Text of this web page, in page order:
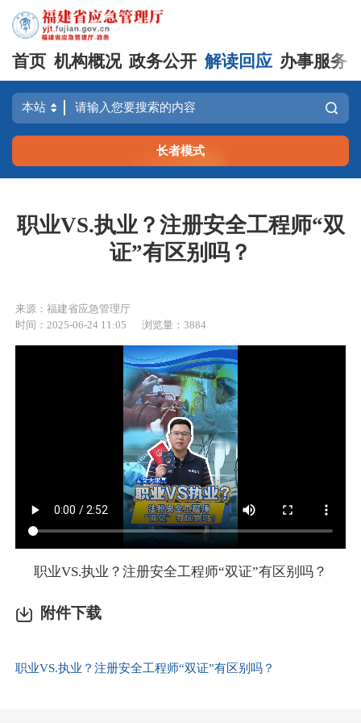
首页 机构概况 政务公开 解读回应 办事服务
长者模式
职业VS.执业？注册安全工程师“双
证”有区别吗？
来源：福建省应急管理厅
时间：2025-06-24 11:05
浏览量：3884
职业VS.执业？注册安全工程师“双证”有区别吗？
附件下载
职业VS.执业？注册安全工程师“双证”有区别吗？